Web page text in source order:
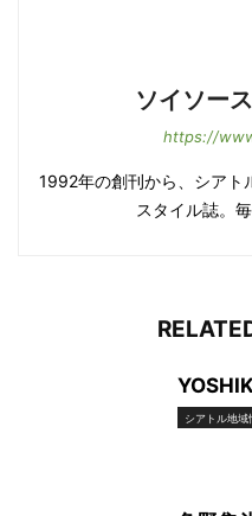
ソイソー
https://
1992年の創刊から、シアト
スタイル誌。
シアトル地域